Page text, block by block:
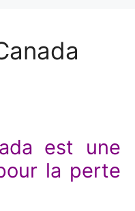
est une
la perte